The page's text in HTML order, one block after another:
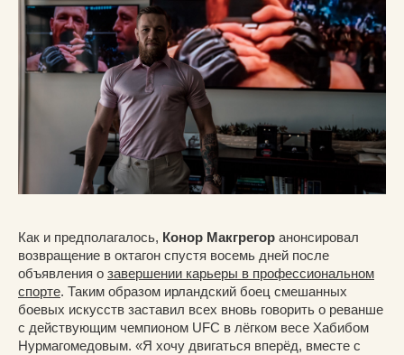
Как и предполагалось, Конор Макгрегор анонсировал
возвращение в октагон спустя восемь дней после
объявления о завершении карьеры в профессиональном
спорте. Таким образом ирландский боец смешанных
боевых искусств заставил всех вновь говорить о реванше
с действующим чемпионом UFC в лёгком весе Хабибом
Нурмагомедовым. «Я хочу двигаться вперёд, вместе с